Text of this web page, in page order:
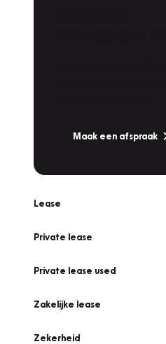
Maak een afspraak
Lease
Private lease
Private lease used
Zakelijke lease
Zekerheid